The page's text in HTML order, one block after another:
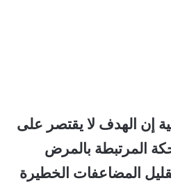
إن الهدف لا يقتصر على
المرتبطة بالمرض
المضاعفات الخطيرة